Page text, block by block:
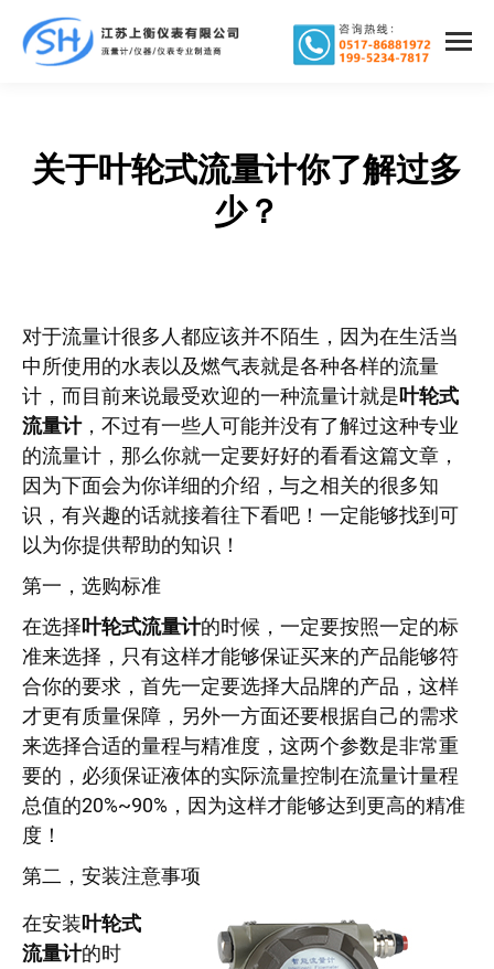
关于叶轮式流量计你了解过多
少？
您在这里：
对于流量计很多人都应该并不陌生，因为在生活当
中所使用的水表以及燃气表就是各种各样的流量
计，而目前来说最受欢迎的一种流量计就是叶轮式
流量计，不过有一些人可能并没有了解过这种专业
的流量计，那么你就一定要好好的看看这篇文章，
因为下面会为你详细的介绍，与之相关的很多知
识，有兴趣的话就接着往下看吧！一定能够找到可
以为你提供帮助的知识！
第一，选购标准
在选择叶轮式流量计的时候，一定要按照一定的标
准来选择，只有这样才能够保证买来的产品能够符
合你的要求，首先一定要选择大品牌的产品，这样
才更有质量保障，另外一方面还要根据自己的需求
来选择合适的量程与精准度，这两个参数是非常重
要的，必须保证液体的实际流量控制在流量计量程
总值的20%~90%，因为这样才能够达到更高的精准
度！
第二，安装注意事项
在安装叶轮式
流量计的时